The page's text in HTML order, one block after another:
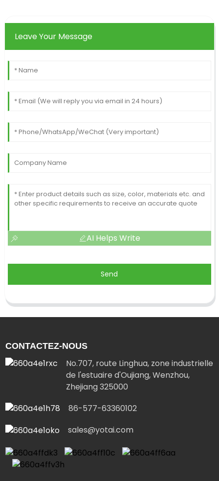
Leave Your Message
AI Helps Write
Send
CONTACTEZ-NOUS
No.707, route Linghua, zone industrielle
de l'estuaire d'Oujiang, Wenzhou,
Zhejiang 325000
86-577-63360102
sales@yotai.com